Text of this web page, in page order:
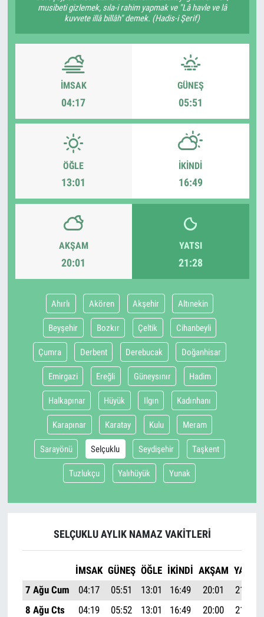
musibeti gizlemek, sıla-i rahim yapmak ve "Lâ havle ve lâ
kuvvete illâ billâh" demek. (Hadis-i Şerif)
İMSAK
04:17
GÜNEŞ
05:51
ÖĞLE
13:01
İKINDI
16:49
AKŞAM
20:01
YATSI
21:28
Ahırlı Akören Akşehir Altınekin
Beyşehir Bozkır Çeltik Cihanbeyli
Çumra Derbent Derebucak Doğanhisar
Emirgazi Ereğli Güneysınır Hadim
Halkapınar Hüyük Ilgın Kadınhanı
Karapınar Karatay Kulu Meram
Sarayönü Selçuklu Seydişehir Taşkent
Tuzlukçu Yalıhüyük Yunak
SELÇUKLU AYLIK NAMAZ VAKITLERI
İMSAK GÜNEŞ ÖĞLE İKINDI AKŞAM YATSI
7 Ağu Cum
04:17 05:51 13:01 16:49 20:01
21:28
8 Ağu Cts
04:19 05:52 13:01 16:49 20:00
21:27